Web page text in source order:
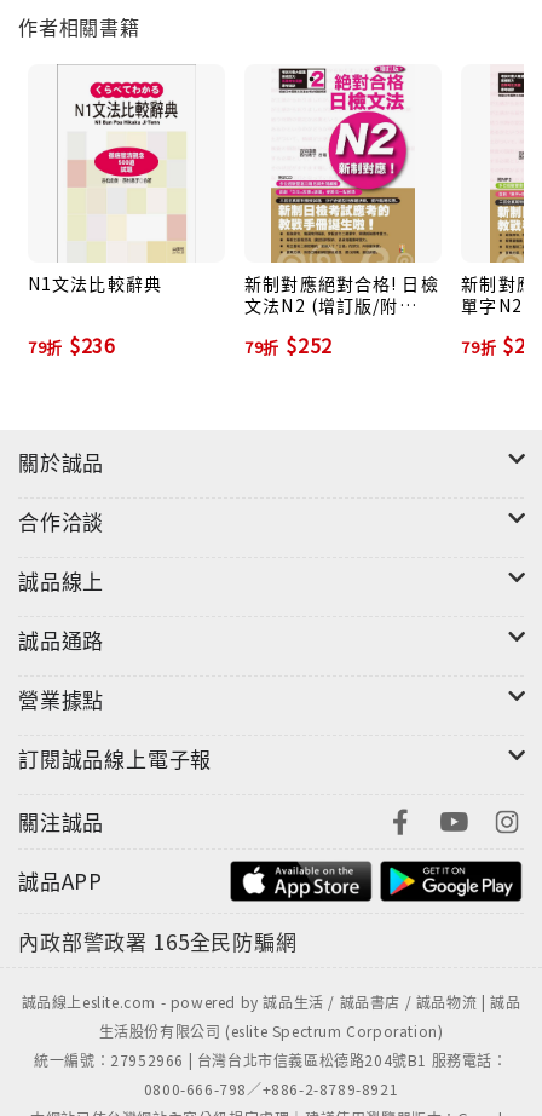
本書設計完全符合N5日檢聽力的題型，有：「理解問
題」、「重點理解」、「適切話語」及「即時應答」四
大題型，為的是讓您熟悉答題時間及字數，幫您找出最
佳的解題方法。只要反覆練習就能像親臨考場，實戰演
練，日檢聽力實力就可以在幾分幾秒間完全發揮！
2. 日籍老師標準發音光碟，反覆聆聽，打造強而有力
「日語耳」！
同一個句子，語調不同，意思就不同了。本書附上符合
N5考試朗讀速度的高音質光碟，發音標準純正，幫助您
習慣日本人的發音、語調及語氣。希望您不斷地聆聽、
轉、一下倒轉，找不到音檔的窘境，任您隨心所欲要聽
每題一句攻略要點，都是重點中的重點，時間緊迫看這
裡就對了！抓住重點關鍵句，才是突破考題的捷徑！本
書將每一題的關鍵句都幫您整理出來了！解題之前先訓
練您的搜索力，只要聽到最關鍵的那一句，就能不費吹
解題攻略言簡意賅，句句都是精華！包含同級單字、同
敏感度大幅提升！
4. 聽覺、視覺、大腦連線！加深記憶軌跡！
本書採用左右頁對照的學習方式，藉由閱讀左頁的翻
譯，對照右頁的解題、[單字‧文法]註解，讓「聽」、
力、反應力，全面提高答題率！
5. 常用句不死背，掌握換句話提升實戰力！
同一個問題，換一個說法就不會了嗎？可怕的「換句話
作者相關書籍
N1文法比較辭典
79折 $236
新制對應絕對合格! 日檢
文法N2 (增訂版/附
79折 $252
新制對應
單字N2 (
79折
關於誠品
合作洽談
誠品線上
誠品通路
營業據點
訂閱誠品線上電子報
關注誠品
誠品APP
內政部警政署 165全民防騙網
誠品線上eslite.com - powered by 誠品生活 / 誠品書店 / 誠品物流 | 誠品
生活股份有限公司 (eslite Spectrum Corporation)
統一編號：27952966 | 台灣台北市信義區松德路204號B1 服務電話：
0800-666-798／+886-2-8789-8921